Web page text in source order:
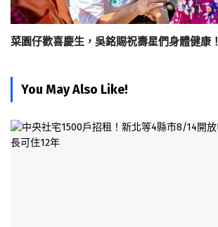
菜園仔歡喜慶生，吳銘賜祝壽星們身體健康！
You May Also Like!